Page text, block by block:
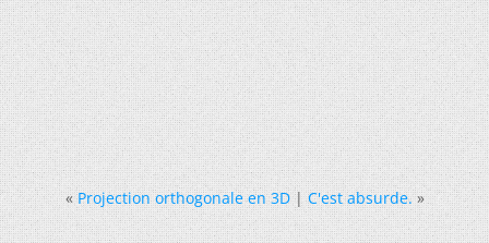
« Projection orthogonale en 3D|C'est absurde. »